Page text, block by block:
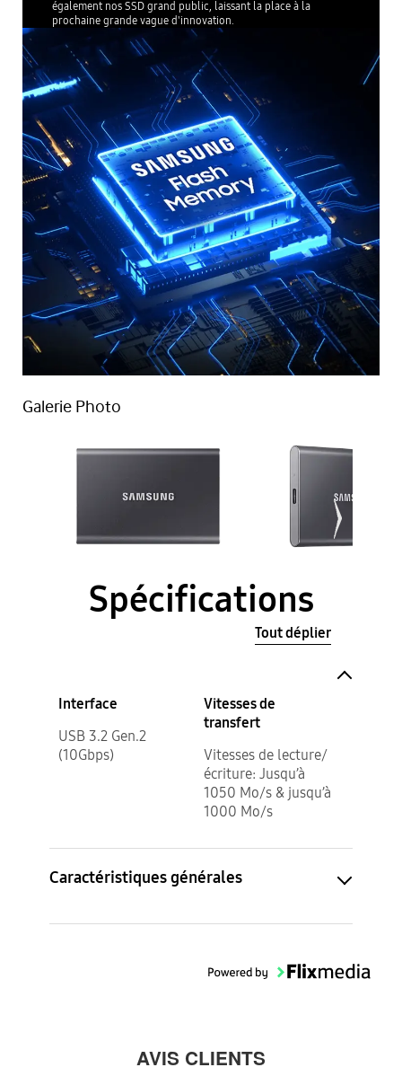
également nos SSD grand public, laissant la place à la
prochaine grande vague d'innovation.
Galerie Photo
Spécifications
Tout déplier
Interface
USB 3.2 Gen.2
(10Gbps)
Vitesses de
transfert
Vitesses de lecture/
écriture: Jusqu’à
1050 Mo/s & jusqu’à
1000 Mo/s
Caractéristiques générales
AVIS CLIENTS